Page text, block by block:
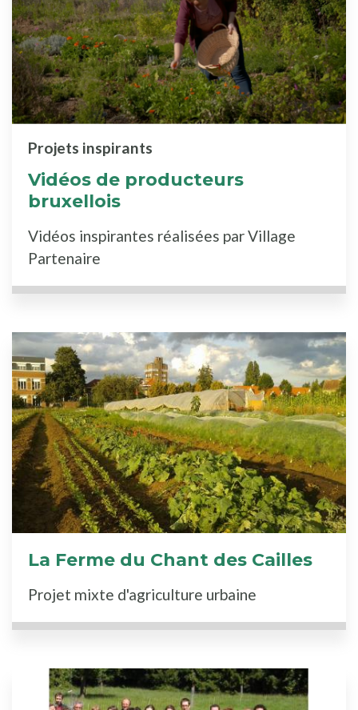
Vidéos de producteurs
bruxellois
Projets inspirants
Vidéos inspirantes réalisées par Village
Partenaire
La Ferme du Chant des Cailles
Projet mixte d'agriculture urbaine